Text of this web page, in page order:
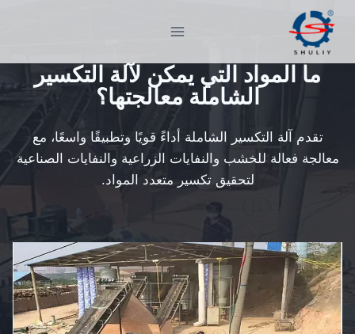
التجاوز
المحتوى
ما المواد التي يمكن لآلة التكسير
الشاملة معالجتها؟
تقدم آلة التكسير الشاملة أداءً قويًا وتطبيقًا واسعًا، مع
معالجة فعالة للخشب والنفايات الزراعية والنفايات الصناعية
لتحقيق تكسير متعدد المواد.